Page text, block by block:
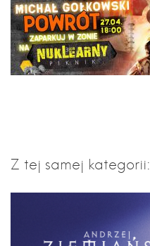
Z tej samej kategorii: